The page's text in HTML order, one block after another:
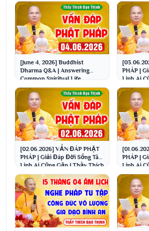
[June 4, 2026] Buddhist
Dharma Q&A | Answering
Common Spiritual Life
Questions | Venerable Thich ...
PHÁP |
Linh Ai
Đạo
[02.06.2026] VẤN ĐÁP PHẬT
PHÁP | Giải Đáp Đời Sống Tâm
Linh Ai Cũng Gặp | Thầy Thích
Đạo Thịnh
PHÁP |
Linh Ai
Đạo